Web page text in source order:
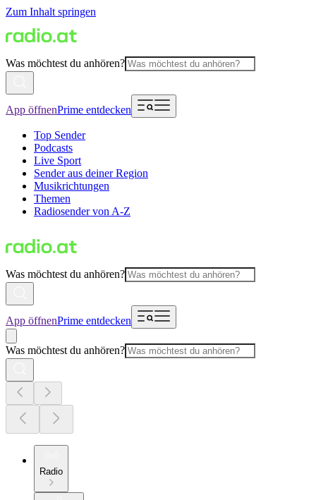
Zum Inhalt springen
Was möchtest du anhören?
App öffnenPrime entdecken
Top Sender
Podcasts
Live Sport
Sender aus deiner Region
Musikrichtungen
Themen
Radiosender von A-Z
Was möchtest du anhören?
App öffnenPrime entdecken
Was möchtest du anhören?
Radio